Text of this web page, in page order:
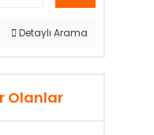
Detaylı Arama
Olanlar